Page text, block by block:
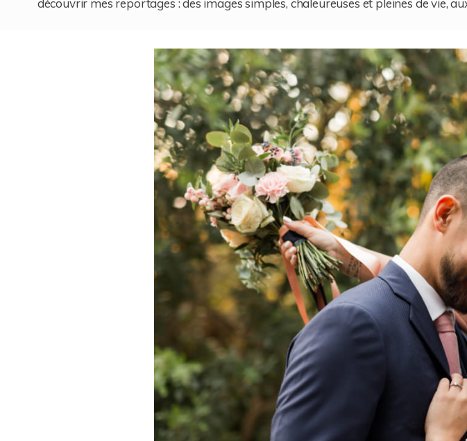
découvrir mes reportages : des images simples, chaleureuses et pleines de vie,
Un mariage bohème chic